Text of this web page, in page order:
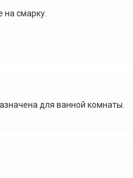
смарку.
для ванной комнаты.